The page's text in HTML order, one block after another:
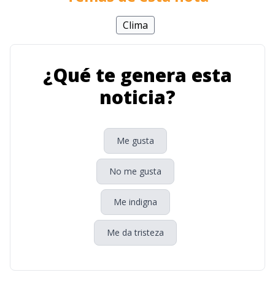
Clima
¿Qué te genera esta
noticia?
Me gusta
No me gusta
Me indigna
Me da tristeza